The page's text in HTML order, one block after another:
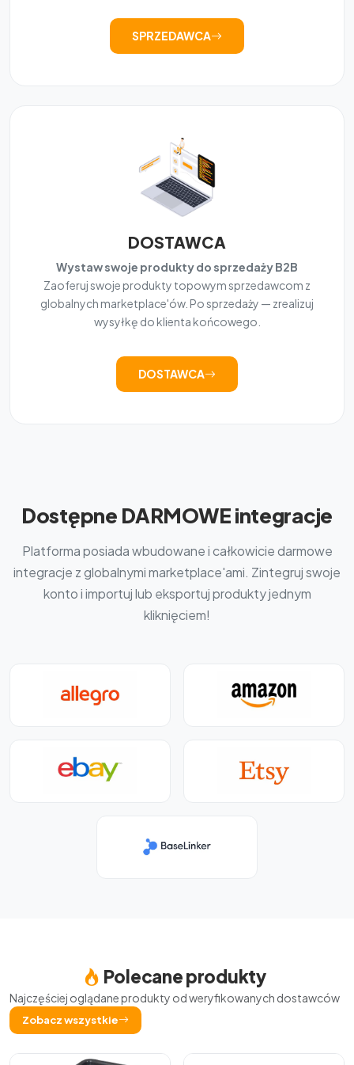
SPRZEDAWCA
DOSTAWCA
Wystaw swoje produkty do sprzedaży B2B
Zaoferuj swoje produkty topowym sprzedawcom z
globalnych marketplace'ów. Po sprzedaży — zrealizuj
wysyłkę do klienta końcowego.
DOSTAWCA
Dostępne DARMOWE integracje
Platforma posiada wbudowane i całkowicie darmowe
integracje z globalnymi marketplace'ami. Zintegruj swoje
konto i importuj lub eksportuj produkty jednym
kliknięciem!
Polecane produkty
Najczęściej oglądane produkty od weryfikowanych dostawców
Zobacz wszystkie